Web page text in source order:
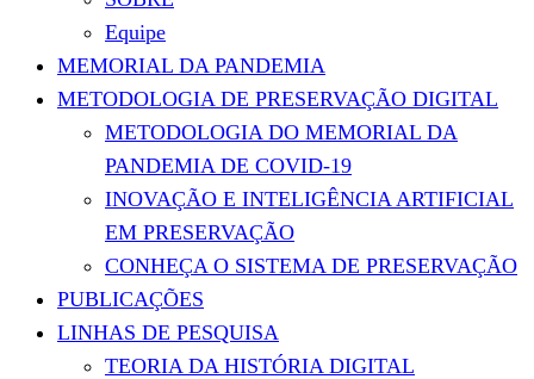
Equipe
MEMORIAL DA PANDEMIA
METODOLOGIA DE PRESERVAÇÃO DIGITAL
METODOLOGIA DO MEMORIAL DA
PANDEMIA DE COVID-19
INOVAÇÃO E INTELIGÊNCIA ARTIFICIAL
EM PRESERVAÇÃO
CONHEÇA O SISTEMA DE PRESERVAÇÃO
PUBLICAÇÕES
LINHAS DE PESQUISA
TEORIA DA HISTÓRIA DIGITAL